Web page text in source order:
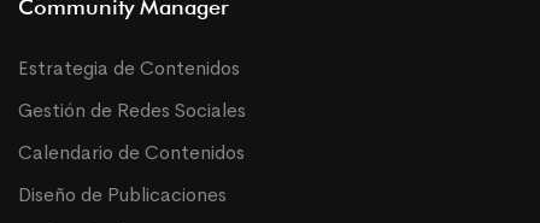
Community Manager
Estrategia de Contenidos
Gestión de Redes Sociales
Calendario de Contenidos
Diseño de Publicaciones